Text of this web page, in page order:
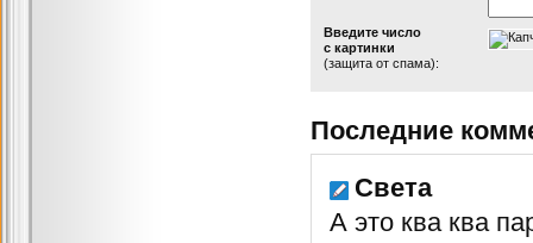
Введите число
с картинки
(защита от спама):
Последние
Света
А это ква ква